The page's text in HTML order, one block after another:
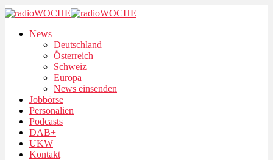
News
Deutschland
Österreich
Schweiz
Europa
News einsenden
Jobbörse
Personalien
Podcasts
DAB+
UKW
Kontakt